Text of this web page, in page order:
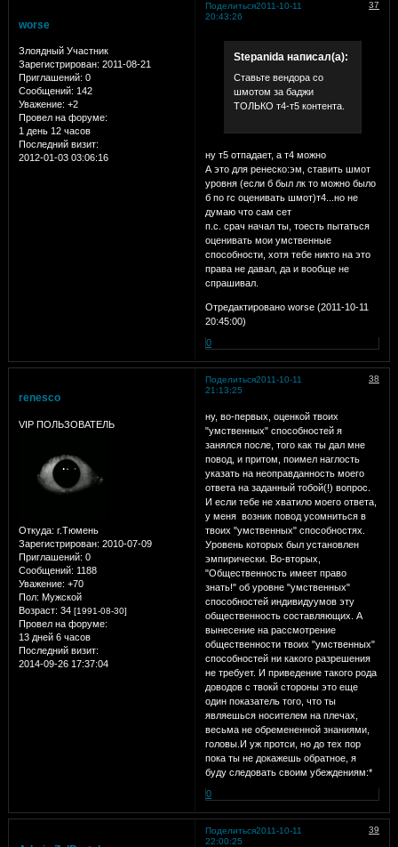
Поделиться 37
2011-10-11
20:43:26
worse
Злоядный Участник
Зарегистрирован: 2011-08-21
Приглашений: 0
Сообщений: 142
Уважение: +2
Провел на форуме:
1 день 12 часов
Последний визит:
2012-01-03 03:06:16
Stepanida написал(а):
Ставьте вендора со
шмотом за баджи
ТОЛЬКО т4-т5 контента.
ну т5 отпадает, а т4 можно
А это для ренеско:эм, ставить шмот
уровня (если б был лк то можно было
б по гс оценивать шмот)т4...но не
думаю что сам сет
п.с. срач начал ты, тоесть пытаться
оценивать мои умственные
способности, хотя тебе никто на это
права не давал, да и вообще не
спрашивал.
Отредактировано worse (2011-10-11
20:45:00)
0
Поделиться 38
2011-10-11
21:13:25
renesco
VIP ПОЛЬЗОВАТЕЛЬ
Откуда: г.Тюмень
Зарегистрирован: 2010-07-09
Приглашений: 0
Сообщений: 1188
Уважение: +70
Пол: Мужской
Возраст: 34 [1991-08-30]
Провел на форуме:
13 дней 6 часов
Последний визит:
2014-09-26 17:37:04
ну, во-первых, оценкой твоих
"умственных" способностей я
занялся после, того как ты дал мне
повод, и притом, поимел наглость
указать на неоправданность моего
ответа на заданный тобой(!) вопрос.
И если тебе не хватило моего ответа,
у меня возник повод усомниться в
твоих "умственных" способностях.
Уровень которых был установлен
эмпирически. Во-вторых,
"Общественность имеет право
знать!" об уровне "умственных"
способностей индивидуумов эту
общественность составляющих. А
вынесение на рассмотрение
общественности твоих "умственных"
способностей ни какого разрешения
не требует. И приведение такого рода
доводов с твокй стороны это еще
один показатель того, что ты
являешься носителем на плечах,
весьма не обремененной знаниями,
головы.И уж протси, но до тех пор
пока ты не докажешь обратное, я
буду следовать своим убеждениям:*
0
Поделиться 39
2011-10-11
22:00:25